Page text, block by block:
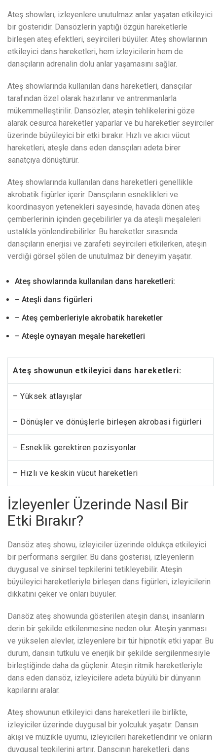
Ateş showları, izleyenlere unutulmaz anlar yaşatan etkileyici
bir gösteridir. Dansözlerin yaptığı özgün hareketlerle
birleşen ateş efektleri, seyircileri büyüler. Ateş showlarının
etkileyici dans hareketleri, hem izleyicilerin hem de
dansçıların adrenalin dolu anlar yaşamasını sağlar.
Ateş showlarında kullanılan dans hareketleri, dansçılar
tarafından özel olarak hazırlanır ve antrenmanlarla
mükemmelleştirilir. Dansözler, ateşin tehlikelerini göze
alarak cesurca hareketler yaparlar ve bu hareketler seyirciler
üzerinde büyüleyici bir etki bırakır. Hızlı ve akıcı vücut
hareketleri, ateşle dans eden dansçıları adeta birer
sanatçıya dönüştürür.
Ateş showlarında kullanılan dans hareketleri genellikle
akrobatik figürler içerir. Dansçıların esneklikleri ve
koordinasyon yetenekleri sayesinde, havada dönen ateş
çemberlerinin içinden geçebilirler ya da ateşli meşaleleri
ustalıkla yönlendirebilirler. Bu hareketler sırasında
dansçıların enerjisi ve zarafeti seyircileri etkilerken, ateşin
verdiği görsel şölen de unutulmaz bir deneyim yaşatır.
Ateş showlarında kullanılan dans hareketleri:
– Ateşli dans figürleri
– Ateş çemberleriyle akrobatik hareketler
– Ateşle oynayan meşale hareketleri
Ateş showunun etkileyici dans hareketleri:
– Yüksek atlayışlar
– Dönüşler ve dönüşlerle birleşen akrobasi figürleri
– Esneklik gerektiren pozisyonlar
– Hızlı ve keskin vücut hareketleri
İzleyenler Üzerinde Nasıl Bir
Etki Bırakır?
Dansöz ateş showu, izleyiciler üzerinde oldukça etkileyici
bir performans sergiler. Bu dans gösterisi, izleyenlerin
duygusal ve sinirsel tepkilerini tetikleyebilir. Ateşin
büyüleyici hareketleriyle birleşen dans figürleri, izleyicilerin
dikkatini çeker ve onları büyüler.
Dansöz ateş showunda gösterilen ateşin dansı, insanların
derin bir şekilde etkilenmesine neden olur. Ateşin yanması
ve yükselen alevler, izleyenlere bir tür hipnotik etki yapar. Bu
durum, dansın tutkulu ve enerjik bir şekilde sergilenmesiyle
birleştiğinde daha da güçlenir. Ateşin ritmik hareketleriyle
dans eden dansöz, izleyicilere adeta büyülü bir dünyanın
kapılarını aralar.
Ateş showunun etkileyici dans hareketleri ile birlikte,
izleyiciler üzerinde duygusal bir yolculuk yaşatır. Dansın
akışı ve müzikle uyumu, izleyicileri hareketlendirir ve onların
duygusal tepkilerini artırır. Dansçının hareketleri, dans